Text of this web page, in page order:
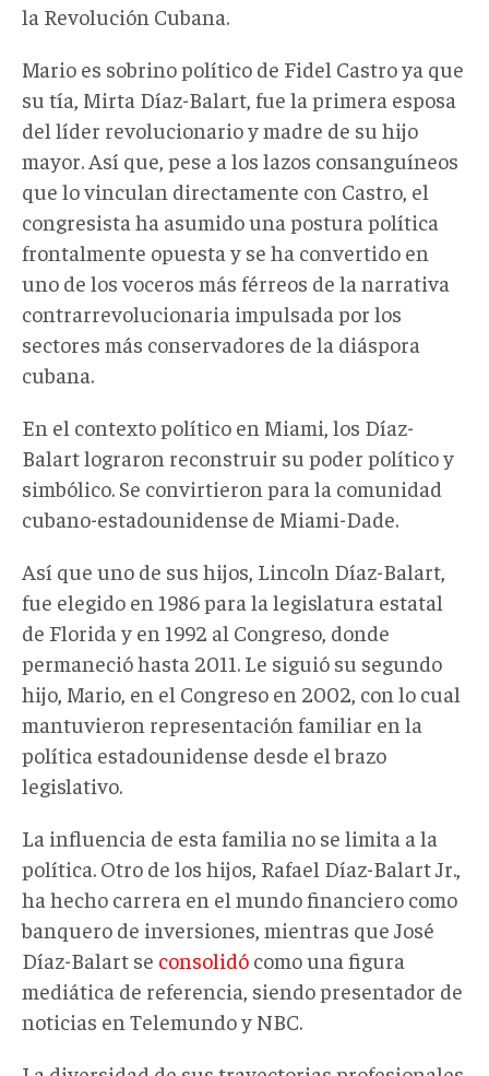
la Revolución Cubana.
Mario es sobrino político de Fidel Castro ya que
su tía, Mirta Díaz-Balart, fue la primera esposa
del líder revolucionario y madre de su hijo
mayor. Así que, pese a los lazos consanguíneos
que lo vinculan directamente con Castro, el
congresista ha asumido una postura política
frontalmente opuesta y se ha convertido en
uno de los voceros más férreos de la narrativa
contrarrevolucionaria impulsada por los
sectores más conservadores de la diáspora
cubana.
En el contexto político en Miami, los Díaz-
Balart lograron reconstruir su poder político y
simbólico. Se convirtieron para la comunidad
cubano-estadounidense de Miami-Dade.
Así que uno de sus hijos, Lincoln Díaz-Balart
fue elegido en 1986 para la legislatura estatal
de Florida y en 1992 al Congreso, donde
permaneció hasta 2011. Le siguió su segundo
hijo, Mario, en el Congreso en 2002, con lo cual
mantuvieron representación familiar en la
política estadounidense desde el brazo
legislativo.
La influencia de esta familia no se limita a la
política. Otro de los hijos, Rafael Díaz-Balart Jr.,
ha hecho carrera en el mundo financiero como
banquero de inversiones, mientras que José
Díaz-Balart se consolidó como una figura
mediática de referencia, siendo presentador de
noticias en Telemundo y NBC.